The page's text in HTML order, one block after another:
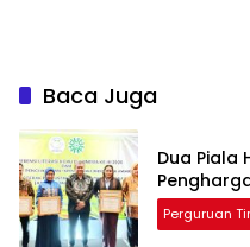
Baca Juga
Dua Piala
Perguruan